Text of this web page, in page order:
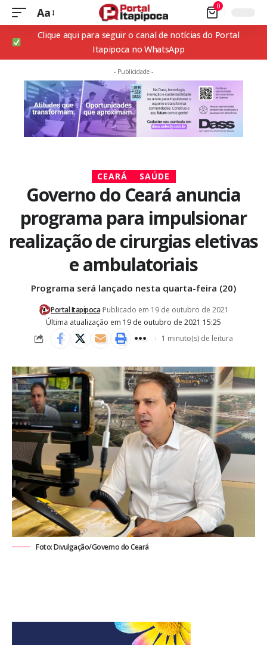
Aa 0
Clique aqui para seguir o canal de notícias do Portal
Itapipoca no WhatsApp
- Publicidade -
CEARÁ SAÚDE
Governo do Ceará anuncia
programa para impulsionar
realização de cirurgias eletivas
e ambulatoriais
Programa será lançado nesta quarta-feira (20)
Última atualização em 19 de outubro de 2021 15:25
Portal Itapipoca Publicado em 19 de outubro de 2021
1 minuto(s) de leitura
Foto: Divulgação/Governo do Ceará